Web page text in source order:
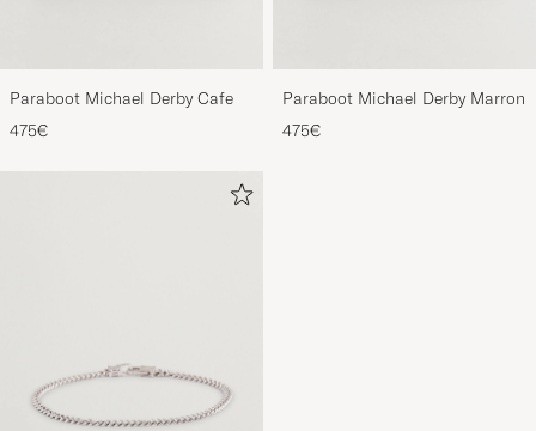
Paraboot Michael Derby Cafe
475€
Paraboot Michael Derby Marron
475€